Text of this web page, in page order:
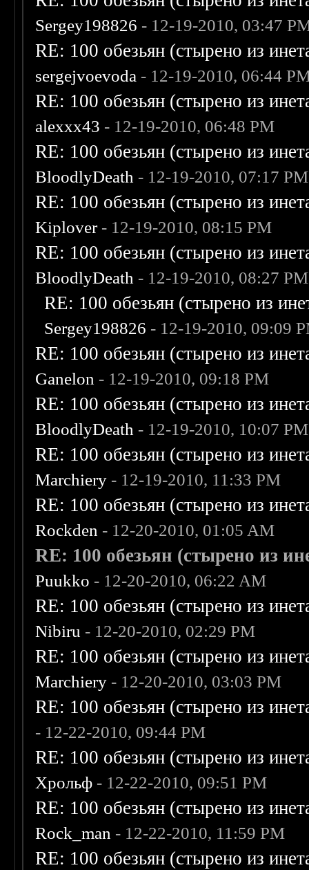
Sergey198826 - 12-19-2010, 03:47
RE: 100 обезьян (стырено из
sergejvoevoda - 12-19-2010, 06:44
RE: 100 обезьян (стырено из
alexxx43 - 12-19-2010, 06:48 PM
RE: 100 обезьян (стырено из
BloodlyDeath - 12-19-2010, 07:17 PM
RE: 100 обезьян (стырено из
Kiplover- 12-19-2010, 08:15 PM
RE: 100 обезьян (стырено из
BloodlyDeath - 12-19-2010, 08:27 PM
RE: 100 обезьян (стырено из
Sergey198826 - 12-19-2010, 09:09
RE: 100 обезьян (стырено из
Ganelon - 12-19-2010, 09:18 PM
RE: 100 обезьян (стырено из
BloodlyDeath - 12-19-2010, 10:07 PM
RE: 100 обезьян (стырено из
Marchiery - 12-19-2010, 11:33 PM
RE: 100 обезьян (стырено из
Rockden - 12-20-2010, 01:05 AM
RE: 100 обезьян (стырено из
Puukko - 12-20-2010, 06:22 AM
RE: 100 обезьян (стырено из
Nibiru - 12-20-2010, 02:29 PM
RE: 100 обезьян (стырено из
Marchiery - 12-20-2010, 03:03 PM
RE: 100 обезьян (стырено из
- 12-22-2010, 09:44 PM
RE: 100 обезьян (стырено из
Хрольф - 12-22-2010, 09:51 PM
RE: 100 обезьян (стырено из
Rock_man - 12-22-2010, 11:59 PM
RE: 100 обезьян (стырено из